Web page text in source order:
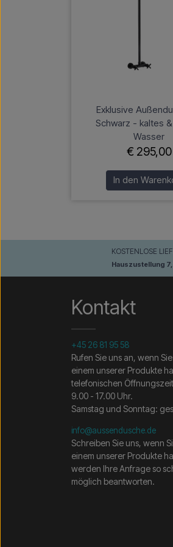
Exklusive
Schwarz - kaltes
Wasser
€ 295,00
In den
KOSTENLOSE
Hauszustellung
Kontakt
+45 26 81 95 58
Rufen Sie uns an, wenn
einem unserer Produkte
telefonischen
9.00 - 17.00 Uhr.
Samstag und Sonntag:
info@aussendusche.de
Schreiben Sie uns, wenn
einem unserer Produkte
werden Ihre Anfrage so
möglich beantworten.